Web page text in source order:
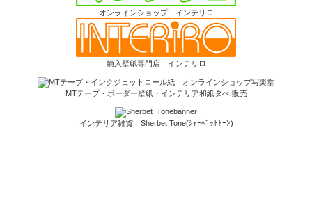
オンラインショップ インテリロ
輸入壁紙専門店 インテリロ
MTテープ・ボーダー壁紙・インテリア和紙タぺ 販売
インテリア雑貨 Sherbet Tone(ｼｬｰﾍﾞｯﾄﾄｰﾝ)